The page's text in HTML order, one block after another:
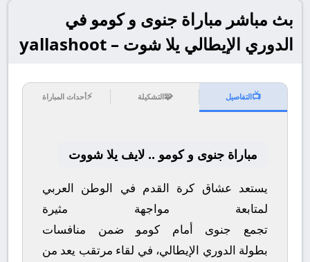
بث مباشر مباراة جنوى و كومو في
الدوري الإيطالي يلا شوت – yallashoot
📺التفاصيل 🧩التشكيلة ⚡أحداث المباراة
مباراة جنوى و كومو .. لايف يلا شووت
يستعد عشاق كرة القدم في الوطن العربي
لمتابعة مواجهة مثيرة
تجمع جنوى أمام كومو ضمن منافسات
بطولة الدوري الإيطالي، في لقاء مرتقب يعد من